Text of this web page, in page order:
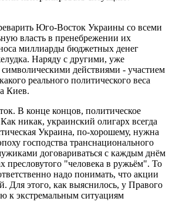
Юго-Восток Украины со всеми
власть в пренебрежении их
миллиарды бюджетных денег
Наряду с другими, уже
действиями - участием
реального политического веса
Киев.
В конце концов, политическое
никак, украинский олигарх всегда
Украина, по-хорошему, нужна
господства транснационального
договариваться с каждым днём
пресловутого "человека в ружьём". То
надо понимать, что акции
Для этого, как выяснилось, у Правого
к экстремальным ситуациям